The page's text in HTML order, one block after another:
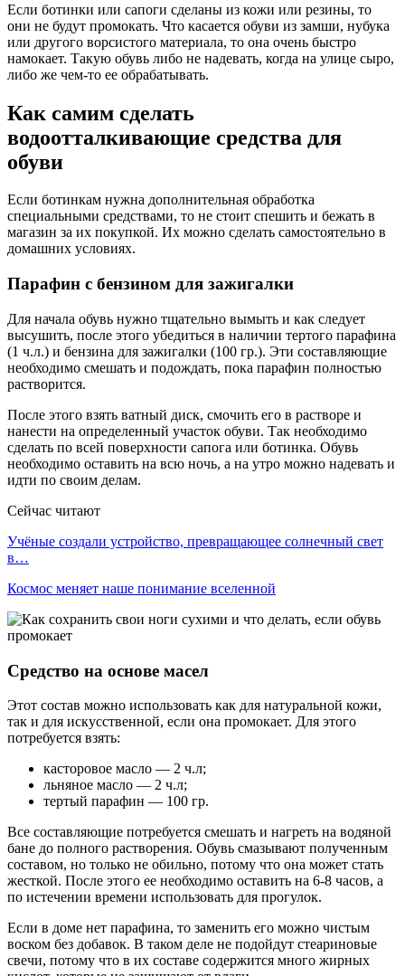
Если ботинки или сапоги сделаны из кожи или резины, то
они не будут промокать. Что касается обуви из замши, нубука
или другого ворсистого материала, то она очень быстро
намокает. Такую обувь либо не надевать, когда на улице сыро,
либо же чем-то ее обрабатывать.
Как самим сделать
водоотталкивающие средства для
обуви
Если ботинкам нужна дополнительная обработка
специальными средствами, то не стоит спешить и бежать в
магазин за их покупкой. Их можно сделать самостоятельно в
домашних условиях.
Парафин с бензином для зажигалки
Для начала обувь нужно тщательно вымыть и как следует
высушить, после этого убедиться в наличии тертого парафина
(1 ч.л.) и бензина для зажигалки (100 гр.). Эти составляющие
необходимо смешать и подождать, пока парафин полностью
растворится.
После этого взять ватный диск, смочить его в растворе и
нанести на определенный участок обуви. Так необходимо
сделать по всей поверхности сапога или ботинка. Обувь
необходимо оставить на всю ночь, а на утро можно надевать и
идти по своим делам.
Сейчас читают
Учёные создали устройство, превращающее солнечный свет
в…
Космос меняет наше понимание вселенной
Средство на основе масел
Этот состав можно использовать как для натуральной кожи,
так и для искусственной, если она промокает. Для этого
потребуется взять:
касторовое масло — 2 ч.л;
льняное масло — 2 ч.л;
тертый парафин — 100 гр.
Все составляющие потребуется смешать и нагреть на водяной
бане до полного растворения. Обувь смазывают полученным
составом, но только не обильно, потому что она может стать
жесткой. После этого ее необходимо оставить на 6-8 часов, а
по истечении времени использовать для прогулок.
Если в доме нет парафина, то заменить его можно чистым
воском без добавок. В таком деле не подойдут стеариновые
свечи, потому что в их составе содержится много жирных